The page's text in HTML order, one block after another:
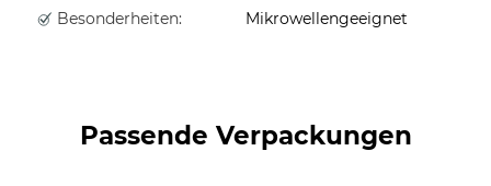
Besonderheiten:
Mikrowellengeeignet
Passende Verpackungen